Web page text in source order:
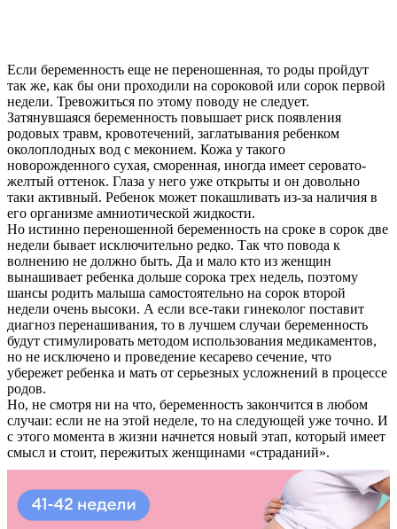
Если беременность еще не переношенная, то роды пройдут
так же, как бы они проходили на сороковой или сорок первой
недели. Тревожиться по этому поводу не следует.
Затянувшаяся беременность повышает риск появления
родовых травм, кровотечений, заглатывания ребенком
околоплодных вод с меконием. Кожа у такого
новорожденного сухая, сморенная, иногда имеет серовато-
желтый оттенок. Глаза у него уже открыты и он довольно
таки активный. Ребенок может покашливать из-за наличия в
его организме амниотической жидкости.
Но истинно переношенной беременность на сроке в сорок две
недели бывает исключительно редко. Так что повода к
волнению не должно быть. Да и мало кто из женщин
вынашивает ребенка дольше сорока трех недель, поэтому
шансы родить малыша самостоятельно на сорок второй
недели очень высоки. А если все-таки гинеколог поставит
диагноз перенашивания, то в лучшем случаи беременность
будут стимулировать методом использования медикаментов,
но не исключено и проведение кесарево сечение, что
убережет ребенка и мать от серьезных усложнений в процессе
родов.
Но, не смотря ни на что, беременность закончится в любом
случаи: если не на этой неделе, то на следующей уже точно. И
с этого момента в жизни начнется новый этап, который имеет
смысл и стоит, пережитых женщинами «страданий».